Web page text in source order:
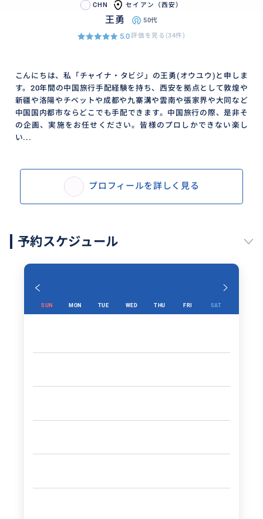
CHN セイアン（西安）
王勇 50代
5.0評価を見る(34件)
こんにちは、私「チャイナ・タビジ」の王勇(オウユウ)と申しま
す。20年間の中国旅行手配経験を持ち、西安を拠点として敦煌や
新疆や洛陽やチベットや成都や九寨溝や雲南や張家界や大同など
中国国内都市ならどこでも手配できます。中国旅行の際、是非そ
の企画、実施をお任せください。皆様のプロしかできない楽し
い...
プロフィールを詳しく見る
予約スケジュール
SUN MON TUE WED THU FRI SAT